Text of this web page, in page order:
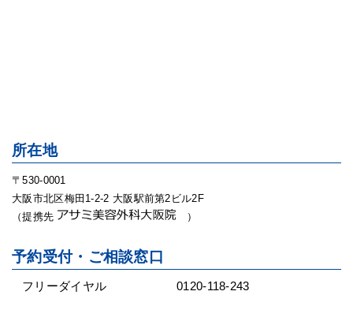
所在地
〒530-0001
大阪市北区梅田1-2-2 大阪駅前第2ビル2F
（提携先
）
予約受付・ご相談窓口
フリーダイヤル 0120-118-243